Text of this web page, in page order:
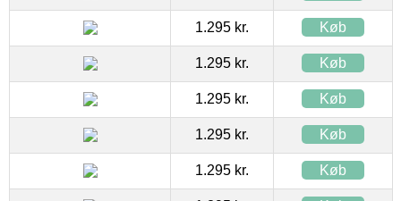
1.295 kr. Køb
1.295 kr. Køb
1.295 kr. Køb
1.295 kr. Køb
1.295 kr. Køb